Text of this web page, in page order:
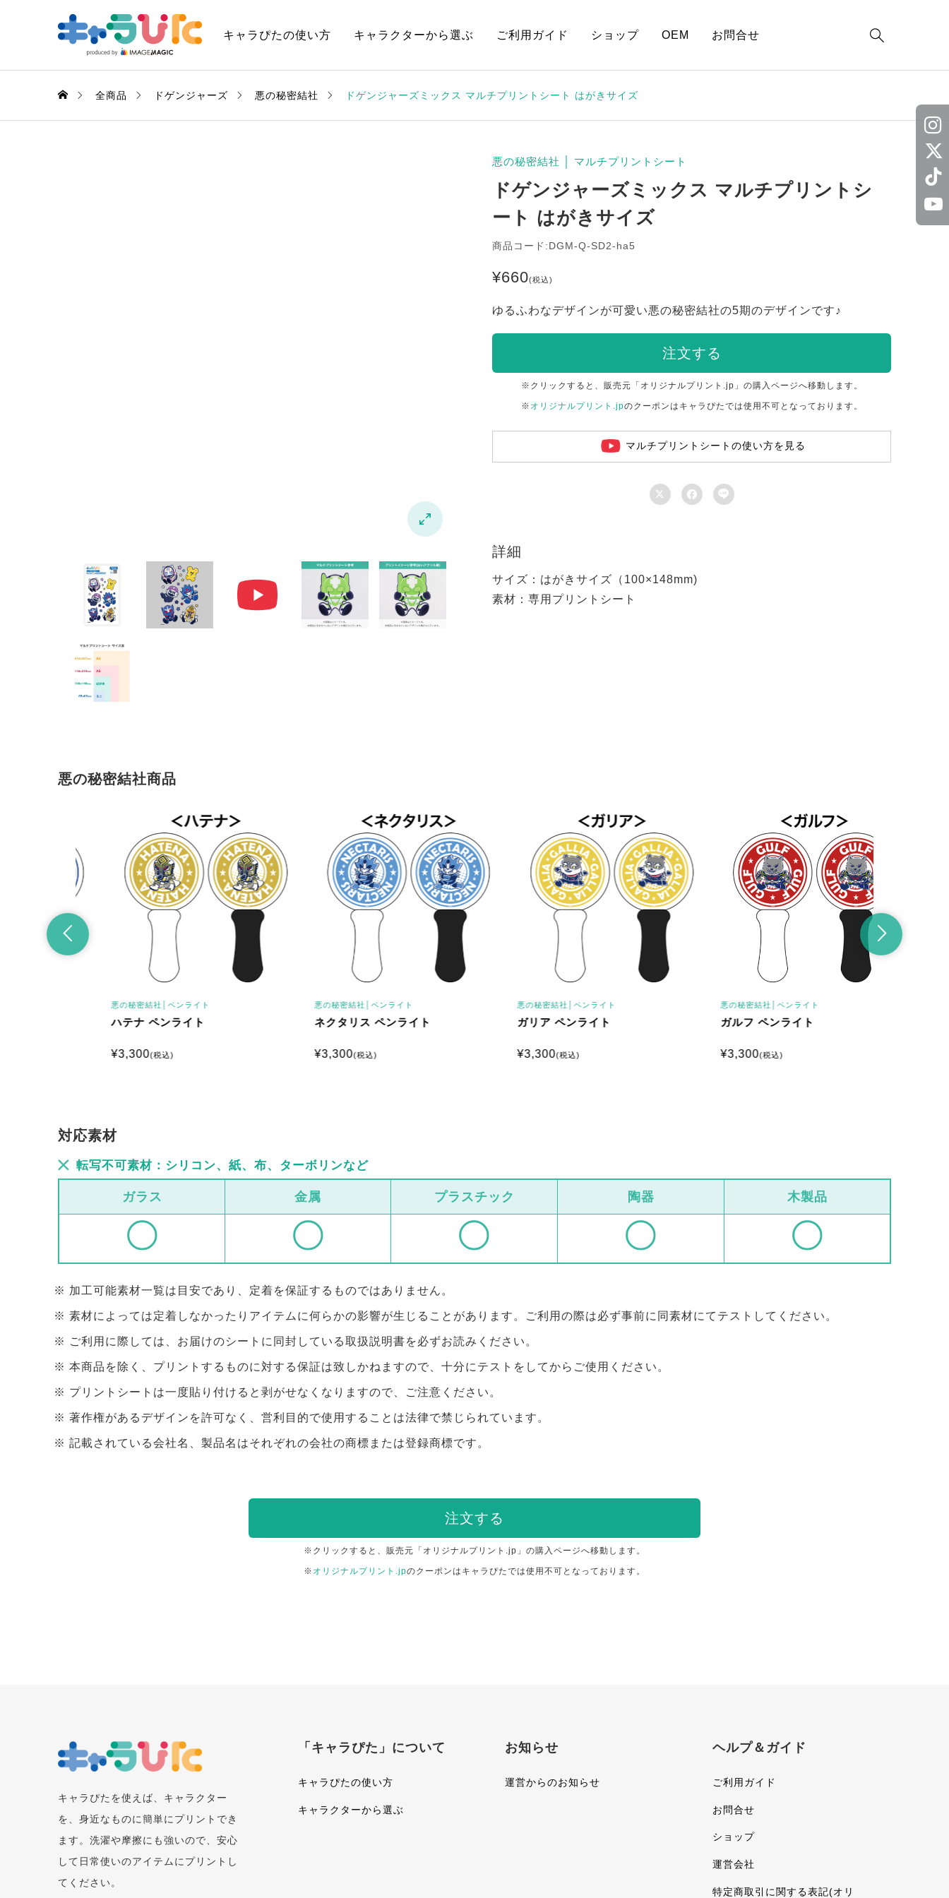
キャラぴたの使い方 キャラクターから選ぶ ご利用ガイド ショップ OEM お問合せ 
全商品 ドゲンジャーズ 悪の秘密結社 ドゲンジャーズミックス マルチプリントシート はがきサイズ

悪の秘密結社 マルチプリントシート
ドゲンジャーズミックス マルチプリントシ
ート はがきサイズ
商品コード:DGM-Q-SD2-ha5
¥660(税込)
ゆるふわなデザインが可愛い悪の秘密結社の5期のデザインです♪
注文する
※クリックすると、販売元「オリジナルプリント.jp」の購入ページへ移動します。
※ オリジナルプリント.jpのクーポンはキャラぴたでは使用不可となっております。
マルチプリントシートの使い方を見る
  
詳細
サイズ：はがきサイズ（100×148mm)
素材：専用プリントシート
悪の秘密結社商品
悪の秘密結社│ペンライト
ハテナ ペンライト
3,300(税込)
悪の秘密結社│ペンライト
ネクタリス ペンライト
3,300(税込)
悪の秘密結社│ペンライト
ガリア ペンライト
3,300(税込)
悪の秘密結社│ペンライト
ガルフ ペンライト
3,300(税込)
対応素材
転写不可素材：シリコン、紙、布、ターボリンなど
ガラス 金属 プラスチック 陶器 木製品
加工可能素材一覧は目安であり、定着を保証するものではありません。
素材によっては定着しなかったりアイテムに何らかの影響が生じることがあります。ご利用の際は必ず事前に同素材にてテストしてください。
ご利用に際しては、お届けのシートに同封している取扱説明書を必ずお読みください。
本商品を除く、プリントするものに対する保証は致しかねますので、十分にテストをしてからご使用ください。
プリントシートは一度貼り付けると剥がせなくなりますので、ご注意ください。
著作権があるデザインを許可なく、営利目的で使用することは法律で禁じられています。
記載されている会社名、製品名はそれぞれの会社の商標または登録商標です。
注文する
※クリックすると、販売元「オリジナルプリント.jp」の購入ページへ移動します。
※ オリジナルプリント.jpのクーポンはキャラぴたでは使用不可となっております。
キャラぴたを使えば、キャラクター
を、身近なものに簡単にプリントでき
ます。洗濯や摩擦にも強いので、安心
して日常使いのアイテムにプリントし
てください。
「キャラぴた」について
キャラぴたの使い方
キャラクターから選ぶ
お知らせ
運営からのお知らせ
ヘルプ＆ガイド
ご利用ガイド
お問合せ
ショップ
運営会社
特定商取引に関する表記(オリ